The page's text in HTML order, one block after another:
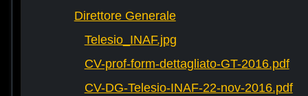
Direttore Generale
Telesio_INAF.jpg
CV-prof-form-dettagliato-GT-2016.pdf
CV-DG-Telesio-INAF-22-nov-2016.pdf